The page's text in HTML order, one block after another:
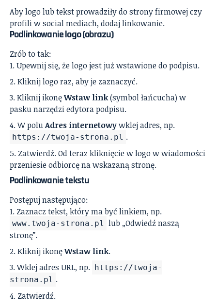
Aby logo lub tekst prowadziły do strony firmowej czy
profili w social mediach, dodaj linkowanie.
Podlinkowanie logo (obrazu)
Zrób to tak:
Upewnij się, że logo jest już wstawione do podpisu.
Kliknij logo raz, aby je zaznaczyć.
Kliknij ikonęWstaw link(symbol łańcucha) w
pasku narzędzi edytora podpisu.
W poluAdres internetowywklej adres, np.
https://twoja-strona.pl .
Zatwierdź. Od teraz kliknięcie w logo w wiadomości
przeniesie odbiorcę na wskazaną stronę.
Podlinkowanie tekstu
Postępuj następująco:
Zaznacz tekst, który ma być linkiem, np.
www.twoja-strona.pl lub „Odwiedź naszą
stronę”.
Kliknij ikonęWstaw link.
Wklej adres URL, np. https://twoja-
strona.pl .
Zatwierdź.